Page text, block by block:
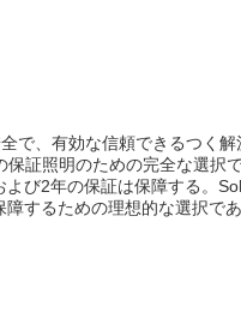
で、有効な信頼できるつく
証照明のための完全な選択
び2年の保証は保障する。
するための理想的な選択であ